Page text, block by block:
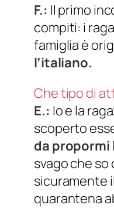
F.: Il primo
compiti: i
famiglia è
l’italiano.
Che tipo di
E.: Io e la
scoperto
da propormi
svago che
sicuramente
quarantena